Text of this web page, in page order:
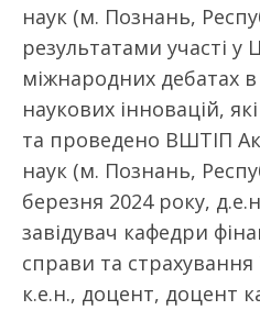
наук (м. Познань,
результатами участі у
міжнародних дебатах в
наукових інновацій,
та проведено ВШТІП
наук (м. Познань,
березня 2024 року,
завідувач кафедри
справи та страхування
к.е.н., доцент, доцент